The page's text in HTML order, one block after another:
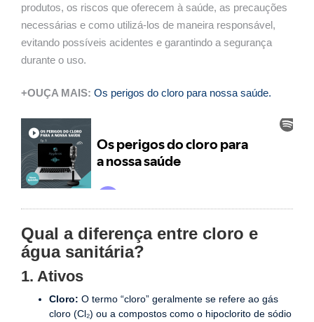
produtos, os riscos que oferecem à saúde, as precauções
necessárias e como utilizá-los de maneira responsável,
evitando possíveis acidentes e garantindo a segurança
durante o uso.
+OUÇA MAIS: Os perigos do cloro para nossa saúde.
Qual a diferença entre cloro e
água sanitária?
1. Ativos
Cloro: O termo “cloro” geralmente se refere ao gás
cloro (Cl₂) ou a compostos como o hipoclorito de sódio